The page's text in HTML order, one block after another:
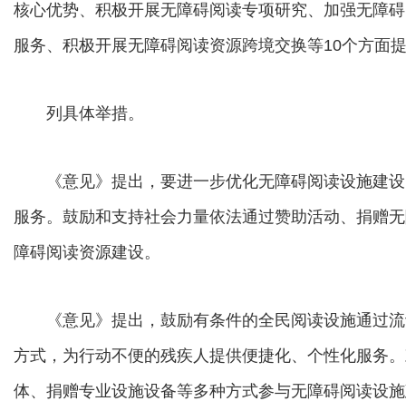
核心优势、积极开展无障碍阅读专项研究、加强无障
服务、积极开展无障碍阅读资源跨境交换等10个方面
列具体举措。
《意见》提出，要进一步优化无障碍阅读设施建设
服务。鼓励和支持社会力量依法通过赞助活动、捐赠
障碍阅读资源建设。
《意见》提出，鼓励有条件的全民阅读设施通过流
方式，为行动不便的残疾人提供便捷化、个性化服务
体、捐赠专业设施设备等多种方式参与无障碍阅读设